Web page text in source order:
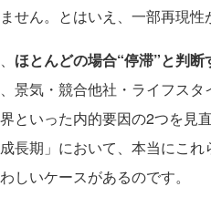
せん。とはいえ、一部再現性
ほとんどの場合“停滞”と判
景気・競合他社・ライフス
といった内的要因の2つを見
長期」において、本当にこ
しいケースがあるのです。